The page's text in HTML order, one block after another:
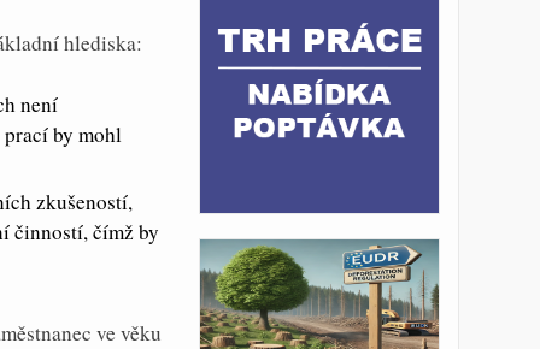
hlediska:
není
by mohl
zkušeností,
činností, čímž by
ve věku